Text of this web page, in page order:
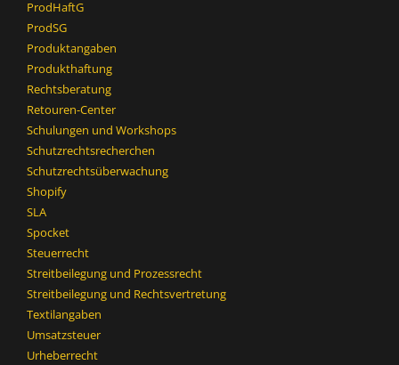
ProdHaftG
ProdSG
Produktangaben
Produkthaftung
Rechtsberatung
Retouren-Center
Schulungen und Workshops
Schutzrechtsrecherchen
Schutzrechtsüberwachung
Shopify
SLA
Spocket
Steuerrecht
Streitbeilegung und Prozessrecht​
Streitbeilegung und Rechtsvertretung
Textilangaben
Umsatzsteuer
Urheberrecht